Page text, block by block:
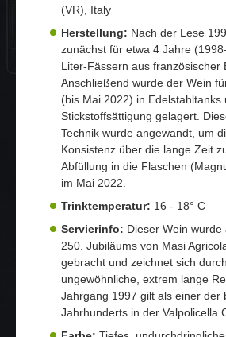
(VR), Italy
Herstellung: Nach der Lese
zunächst für etwa 4 Jahre
Liter-Fässern aus französischer
Anschließend wurde der Wein
(bis Mai 2022) in Edelstahltanks
Stickstoffsättigung gelagert.
Technik wurde angewandt, um
Konsistenz über die lange Zeit
Abfüllung in die Flaschen
im Mai 2022.
Trinktemperatur: 16 - 18° C
Servierinfo: Dieser Wein wurde
250. Jubiläums von Masi
gebracht und zeichnet sich
ungewöhnliche, extrem lange
Jahrgang 1997 gilt als einer der
Jahrhunderts in der Valpolicella